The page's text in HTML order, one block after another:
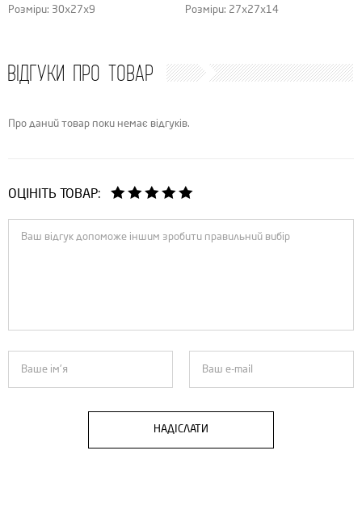
Розміри: 30х27х9 Розміри: 27x27x14
ВІДГУКИ ПРО ТОВАР
Про даний товар поки немає відгуків.
ОЦІНІТЬ ТОВАР:
НАДІСЛАТИ